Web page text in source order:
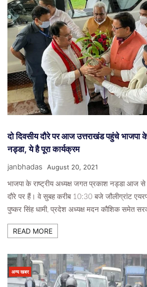
दो दिवसीय दौरे पर आज उत्तराखंड पहुंचे भाजपा के
नड्डा, ये है पूरा कार्यक्रम
janbhadas August 20, 2021
भाजपा के राष्ट्रीय अध्यक्ष जगत प्रकाश नड्डा आज से
दौरे पर हैं। वे सुबह करीब 10:30 बजे जौलीग्रांट
पुष्कर सिंह धामी, प्रदेश अध्यक्ष मदन कौशिक समेत
READ MORE
अन्य खबर